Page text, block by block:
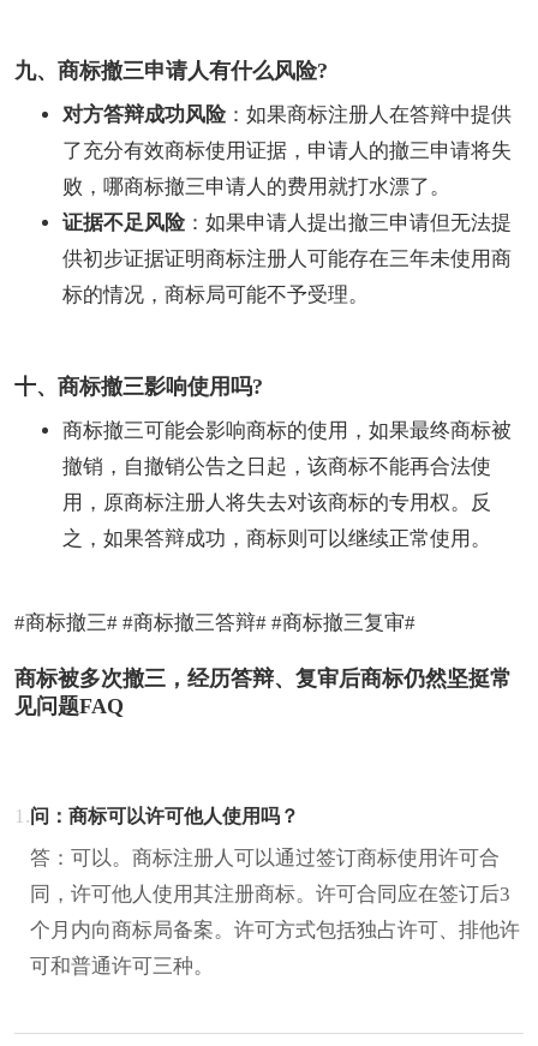
九、商标撤三申请人有什么风险?
对方答辩成功风险：如果商标注册人在答辩中提供
了充分有效商标使用证据，申请人的撤三申请将失
败，哪商标撤三申请人的费用就打水漂了。
证据不足风险：如果申请人提出撤三申请但无法提
供初步证据证明商标注册人可能存在三年未使用商
标的情况，商标局可能不予受理。
十、商标撤三影响使用吗?
商标撤三可能会影响商标的使用，如果最终商标被
撤销，自撤销公告之日起，该商标不能再合法使
用，原商标注册人将失去对该商标的专用权。反
之，如果答辩成功，商标则可以继续正常使用。
#商标撤三# #商标撤三答辩# #商标撤三复审#
商标被多次撤三，经历答辩、复审后商标仍然坚挺常
见问题FAQ
1.问：商标可以许可他人使用吗？
答：可以。商标注册人可以通过签订商标使用许可合
同，许可他人使用其注册商标。许可合同应在签订后3
个月内向商标局备案。许可方式包括独占许可、排他许
可和普通许可三种。